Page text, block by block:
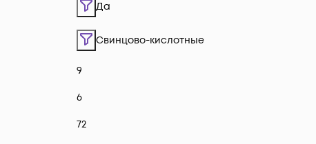
Да
Свинцово-кислотные
9
6
72